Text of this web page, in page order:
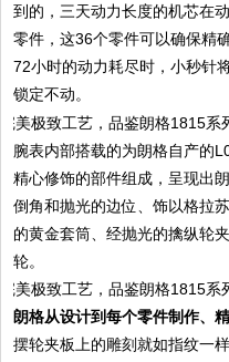
到的，三天动力长度的机芯在
零件，这36个零件可以确保精
72小时的动力耗尽时，小秒针
锁定不动。
腕表内部搭载的为朗格自产的
精心修饰的部件组成，呈现出
倒角和抛光的边位、饰以格拉
的黄金套筒、经抛光的擒纵轮
轮。
朗格从设计到每个零件制作、
摆轮夹板上的雕刻就如指纹一